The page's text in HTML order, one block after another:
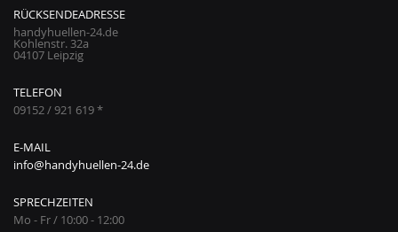
RÜCKSENDEADRESSE
handyhuellen-24.de
Kohlenstr. 32a
04107 Leipzig
TELEFON
09152 / 921 619 *
E-MAIL
info@handyhuellen-24.de
SPRECHZEITEN
Mo - Fr / 10:00 - 12:00